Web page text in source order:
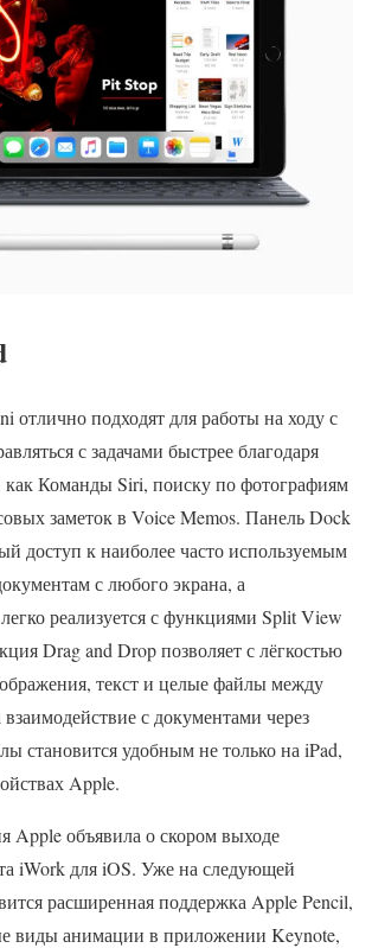
отлично подходят для работы на ходу с
с задачами быстрее благодаря
Команды Siri, поиску по фотографиям
заметок в Voice Memos. Панель Dock
доступ к наиболее часто используемым
с любого экрана, а
реализуется с функциями Split View
Drag and Drop позволяет с лёгкостью
текст и целые файлы между
с документами через
становится удобным не только на iPad,
Apple.
Apple объявила о скором выходе
iWork для iOS. Уже на следующей
расширенная поддержка Apple Pencil,
виды анимации в приложении Keynote,